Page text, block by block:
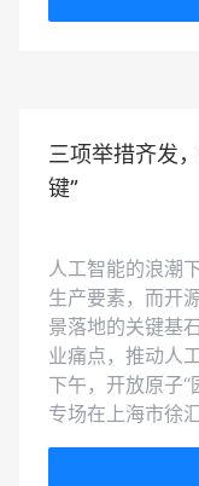
三项举措齐发
键”
人工智能的浪潮
生产要素，而开
景落地的关键基
业痛点，推动人
下午，开放原子
专场在上海市徐